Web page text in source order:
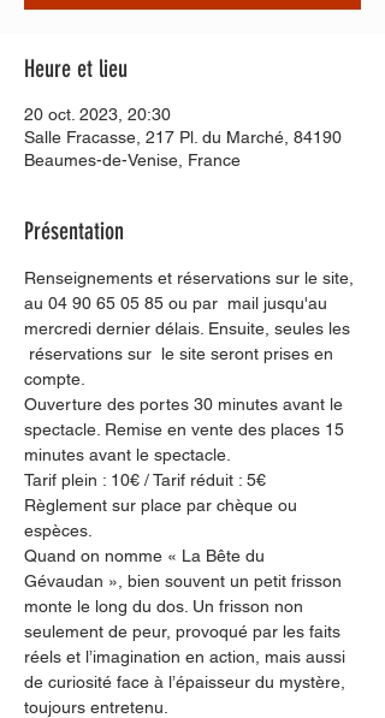
Heure et lieu
20 oct. 2023, 20:30
Salle Fracasse, 217 Pl. du Marché, 84190
Beaumes-de-Venise, France
Présentation
Renseignements et réservations sur le site,
au 04 90 65 05 85 ou par  mail jusqu'au
mercredi dernier délais. Ensuite, seules les
réservations sur  le site seront prises en
compte.
Ouverture des portes 30 minutes avant le
spectacle. Remise en vente des places 15
minutes avant le spectacle.
Tarif plein : 10€ / Tarif réduit : 5€
Règlement sur place par chèque ou
espèces.
Quand on nomme « La Bête du
Gévaudan », bien souvent un petit frisson
monte le long du dos. Un frisson non
seulement de peur, provoqué par les faits
réels et l’imagination en action, mais aussi
de curiosité face à l’épaisseur du mystère,
toujours entretenu.